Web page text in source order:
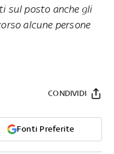
sul posto anche gli
alcune persone
Fonti Preferite
CONDIVIDI